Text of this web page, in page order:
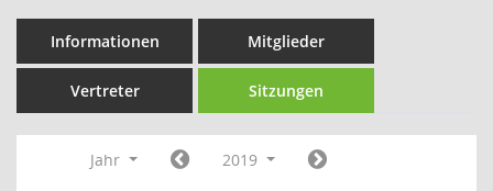
Informationen Mitglieder
Vertreter Sitzungen
Jahr
2019